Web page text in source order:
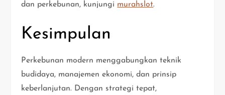
dan perkebunan, kunjungi murahslot.
Kesimpulan
Perkebunan modern menggabungkan teknik
budidaya, manajemen ekonomi, dan prinsip
keberlanjutan. Dengan strategi tepat,